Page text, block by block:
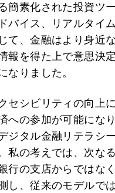
簡素化された投資ツ
バイス、リアルタイ
て、金融はより身近
報を得た上で意思決
なりました。
セシビリティの向上
への参加が可能にな
ジタル金融リテラシ
私の考えでは、次な
行の支店からではな
し、従来のモデルで